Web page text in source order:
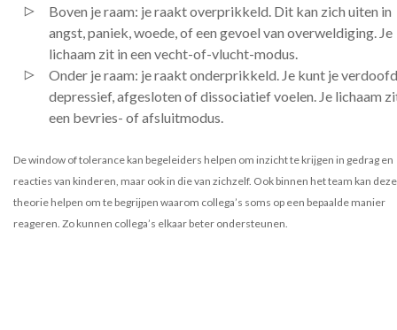
Boven je raam: je raakt overprikkeld. Dit kan zich uiten in
angst, paniek, woede, of een gevoel van overweldiging. Je
lichaam zit in een vecht-of-vlucht-modus.
Onder je raam: je raakt onderprikkeld. Je kunt je
depressief, afgesloten of dissociatief voelen. Je lichaam
een bevries- of afsluitmodus.
De window of tolerance kan begeleiders helpen om inzicht te krijgen in gedrag en
reacties van kinderen, maar ook in die van zichzelf. Ook binnen het team kan deze
theorie helpen om te begrijpen waarom collega’s soms op een bepaalde manier
reageren. Zo kunnen collega’s elkaar beter ondersteunen.